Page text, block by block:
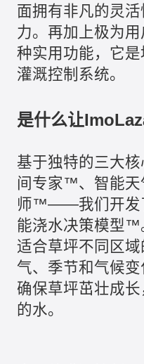
面拥有非凡的灵
力。再加上极为
种实用功能，它
灌溉控制系统。
是什么让
基于独特的三大
间专家™、智能
师™——我们开发
能浇水决策模型™
适合草坪不同区
气、季节和气候变
确保草坪茁壮成
的水。